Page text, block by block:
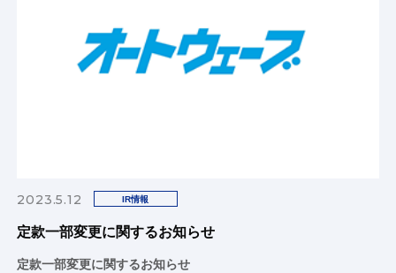
2023.5.12 IR情報
定款一部変更に関するお知らせ
定款一部変更に関するお知らせ